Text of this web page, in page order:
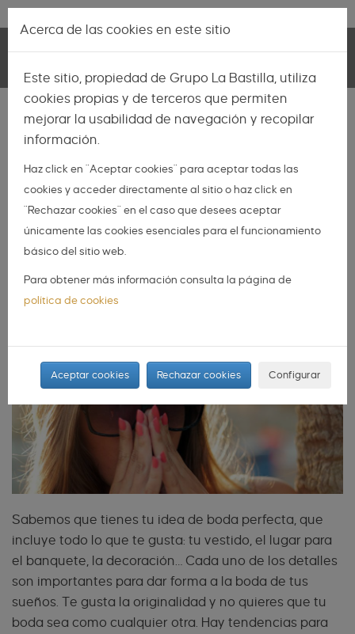
Pasar al contenido principal
navigation
INSPIRACIÓN
NOVIOS
ORGANIZA TU BODA
DIARIO DE UNA BODA
5 tendencias de boda que
Sabemos que tienes tu idea de boda perfecta, que
incluye todo lo que te gusta: tu vestido, el lugar para
el banquete, la decoración… Cada uno de los detalles
son importantes para dar forma a la boda de tus
sueños. Te gusta la originalidad y no quieres que tu
boda sea como cualquier otra. Hay tendencias para
Acerca de las cookies en este sitio
Este sitio, propiedad de Grupo La Bastilla, utiliza
cookies propias y de terceros que permiten
mejorar la usabilidad de navegación y recopilar
información.
Haz click en "Aceptar cookies" para aceptar todas las
cookies y acceder directamente al sitio o haz click en
"Rechazar cookies" en el caso que desees aceptar
únicamente las cookies esenciales para el funcionamiento
básico del sitio web.
Para obtener más información consulta la página de
política de cookies
Aceptar cookies Rechazar cookies Configurar